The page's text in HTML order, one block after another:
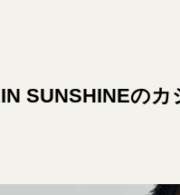
SUNSHINEの